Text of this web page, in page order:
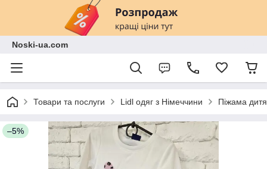
Noski-ua.com
Товари та послуги Lidl одяг з Німеччини Піжама
–5%